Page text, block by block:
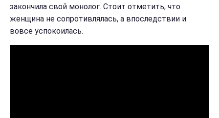
закончила свой монолог. Стоит отметить, что
женщина не сопротивлялась, а впоследствии и
вовсе успокоилась.